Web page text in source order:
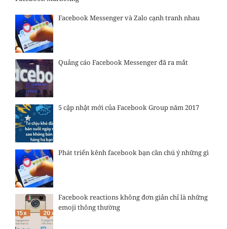
Facebook Messenger và Zalo cạnh tranh nhau
Quảng cáo Facebook Messenger đã ra mắt
5 cập nhật mới của Facebook Group năm 2017
Phát triển kênh facebook bạn cần chú ý những gì
Facebook reactions không đơn giản chỉ là những
emoji thông thường